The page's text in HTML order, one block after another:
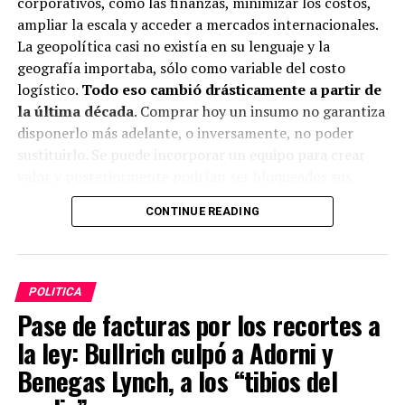
ampliar la escala y acceder a mercados internacionales.
La geopolítica casi no existía en su lenguaje y la
geografía importaba, sólo como variable del costo
logístico. Todo eso cambió drásticamente a partir de
la última década. Comprar hoy un insumo no garantiza
disponerlo más adelante, o inversamente, no poder
sustituirlo. Se puede incorporar un equipo para crear
repuestos por criterios de seguridad nacional.
Demasiadas incertidumbres.
Hoy las empresas se ven obligadas a asumir que en el
mundo actual existe el
continuo de aranceles, la falta de reglas en el comercio
internacional, las sanciones recíprocas por motivos
ajenos a la racionalidad económica, regulaciones de todo
tipo, restricciones de capital, cambios continuos del
precio de la energía y sus correlaciones con los precios
CONTINUE READING
POLITICA
Pase de facturas por los recortes a
la ley: Bullrich culpó a Adorni y
Benegas Lynch, a los “tibios del